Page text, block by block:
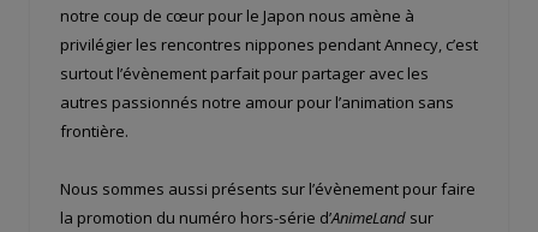
notre coup de cœur pour le Japon nous amène à
privilégier les rencontres nippones pendant Annecy, c’est
surtout l’évènement parfait pour partager avec les
autres passionnés notre amour pour l’animation sans
frontière.
Nous sommes aussi présents sur l’évènement pour faire
la promotion du numéro hors-série d’AnimeLand sur